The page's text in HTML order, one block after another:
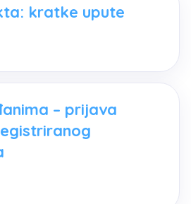
kratke upute
– prijava